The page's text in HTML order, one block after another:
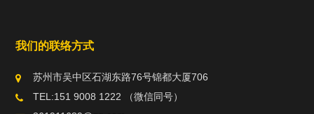
我们的联络方式
苏州市吴中区石湖东路76号锦都大厦706
TEL:151 9008 1222 （微信同号）